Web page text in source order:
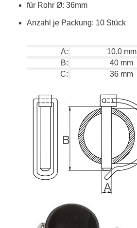
für Rohr Ø: 36mm
Anzahl je Packung: 10 Stück
A:
10,0 mm
B:
40 mm
C:
36 mm